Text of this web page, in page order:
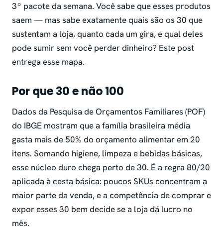
3º pacote da semana. Você sabe que esses produtos
saem — mas sabe exatamente quais são os 30 que
sustentam a loja, quanto cada um gira, e qual deles
pode sumir sem você perder dinheiro? Este post
entrega esse mapa.
Por que 30 e não 100
Dados da Pesquisa de Orçamentos Familiares (POF)
do IBGE mostram que a família brasileira média
gasta mais de 50% do orçamento alimentar em 20
itens. Somando higiene, limpeza e bebidas básicas,
esse núcleo duro chega perto de 30. É a regra 80/20
aplicada à cesta básica: poucos SKUs concentram a
maior parte da venda, e a competência de comprar e
expor esses 30 bem decide se a loja dá lucro no
mês.